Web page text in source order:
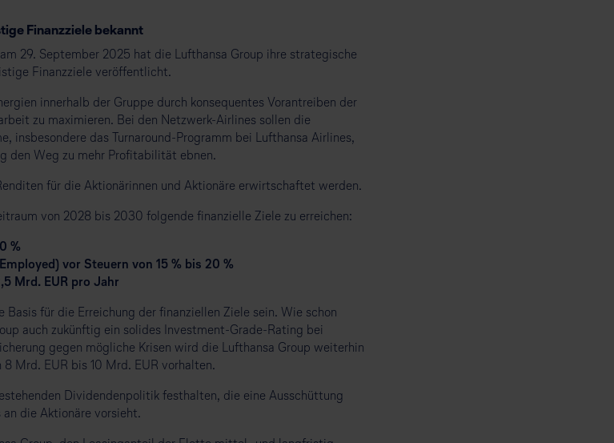
Finanzziele bekannt
29. September 2025 hat die Lufthansa Group ihre strategische
Finanzziele veröffentlicht.
innerhalb der Gruppe durch konsequentes Vorantreiben der
zu maximieren. Bei den Netzwerk-Airlines sollen die
insbesondere das Turnaround-Programm bei Lufthansa Airlines,
den Weg zu mehr Profitabilität ebnen.
für die Aktionärinnen und Aktionäre erwirtschaftet werden.
von 2028 bis 2030 folgende finanzielle Ziele zu erreichen:
%
vor Steuern von 15 % bis 20 %
Mrd. EUR pro Jahr
Basis für die Erreichung der finanziellen Ziele sein. Wie schon
auch zukünftig ein solides Investment-Grade-Rating bei
gegen mögliche Krisen wird die Lufthansa Group weiterhin
Mrd. EUR bis 10 Mrd. EUR vorhalten.
Dividendenpolitik festhalten, die eine Ausschüttung
an die Aktionäre vorsieht.